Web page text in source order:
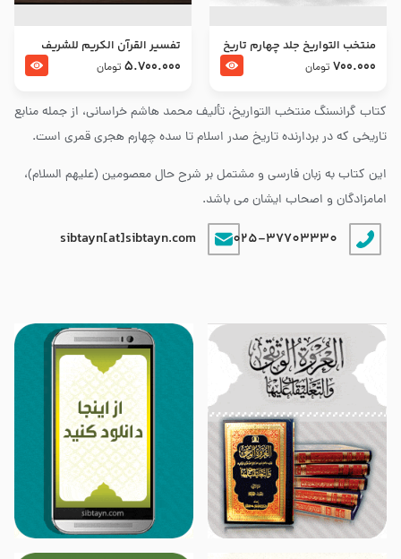
کتاب گرانسنگ منتخب التواريخ، تألیف محمد هاشم خراسانی، از جمله منابع
تاریخی که در بردارنده تاریخ صدر اسلام تا سده چهارم هجری قمری است.
این کتاب به زبان فارسی و مشتمل بر شرح حال معصومین (علیهم السلام)،
امامزادگان و اصحاب ایشان می باشد.
025-37703330
sibtayn[at]sibtayn.com
منتخب التواریخ جلد چهارم تاریخ
امام زین العابدین و امام محمد
700.000 تومان
تفسير القرآن الكريم للشريف
المرتضي قدس سرّه
5.700.000 تومان